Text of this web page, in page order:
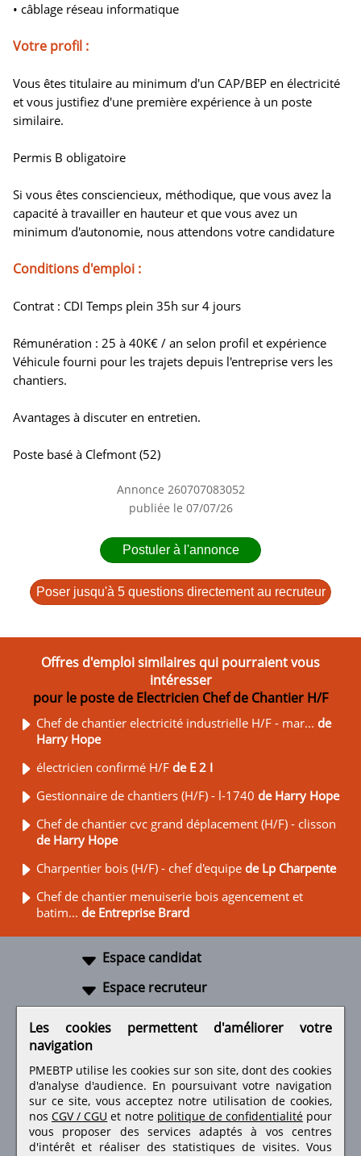
• câblage réseau informatique
Votre profil :
Vous êtes titulaire au minimum d'un CAP/BEP en électricité
et vous justifiez d'une première expérience à un poste
similaire.
Permis B obligatoire
Si vous êtes consciencieux, méthodique, que vous avez la
capacité à travailler en hauteur et que vous avez un
minimum d'autonomie, nous attendons votre candidature
Conditions d'emploi :
Contrat : CDI Temps plein 35h sur 4 jours
Rémunération : 25 à 40K€ / an selon profil et expérience
Véhicule fourni pour les trajets depuis l'entreprise vers les
chantiers.
Avantages à discuter en entretien.
Poste basé à Clefmont (52)
Annonce 260707083052
publiée le 07/07/26
Postuler à l'annonce
Poser jusqu'à 5 questions directement au recruteur
Offres d'emploi similaires qui pourraient vous
intéresser
pour le poste de Electricien Chef de Chantier H/F
Chef de chantier electricité industrielle H/F - mar... de
Harry Hope
électricien confirmé H/F de E 2 I
Gestionnaire de chantiers (H/F) - l-1740 de Harry Hope
Chef de chantier cvc grand déplacement (H/F) - clisson
de Harry Hope
Charpentier bois (H/F) - chef d'equipe de Lp Charpente
Chef de chantier menuiserie bois agencement et
batim... de Entreprise Brard
Espace candidat
Espace recruteur
Retrouvez-nous sur les réseaux sociaux
Les cookies permettent d'améliorer votre
navigation
PMEBTP utilise les cookies sur son site, dont des cookies
d'analyse d'audience. En poursuivant votre navigation
sur ce site, vous acceptez notre utilisation de cookies,
nos CGV / CGU et notre politique de confidentialité pour
vous proposer des services adaptés à vos centres
d'intérêt et réaliser des statistiques de visites.Vous